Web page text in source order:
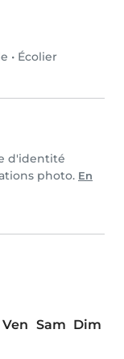
• Écolier
d'identité
photo. En
Ven Sam Dim